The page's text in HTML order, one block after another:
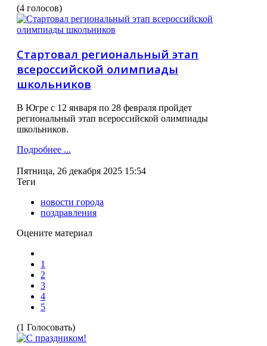
(4 голосов)
Стартовал региональный этап
всероссийской олимпиады
школьников
В Югре с 12 января по 28 февраля пройдет
региональный этап всероссийской олимпиады
школьников.
Подробнее ...
Пятница, 26 декабря 2025 15:54
Теги
новости города
поздравления
Оцените материал
1
2
3
4
5
(1 Голосовать)